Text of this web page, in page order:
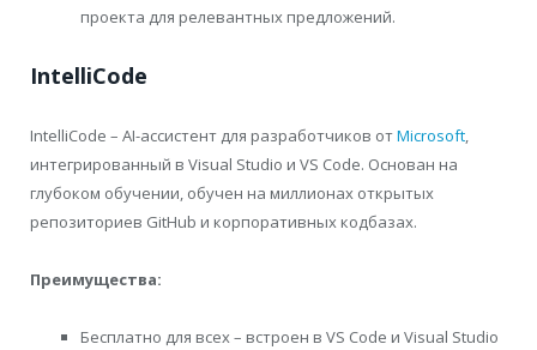
проекта для релевантных предложений.
IntelliCode
IntelliCode – AI-ассистент для разработчиков отMicrosoft,
интегрированный в Visual Studio и VS Code. Основан на
глубоком обучении, обучен на миллионах открытых
репозиториев GitHub и корпоративных кодбазах.
Преимущества:
Бесплатно для всех – встроен в VS Code и Visual Studio